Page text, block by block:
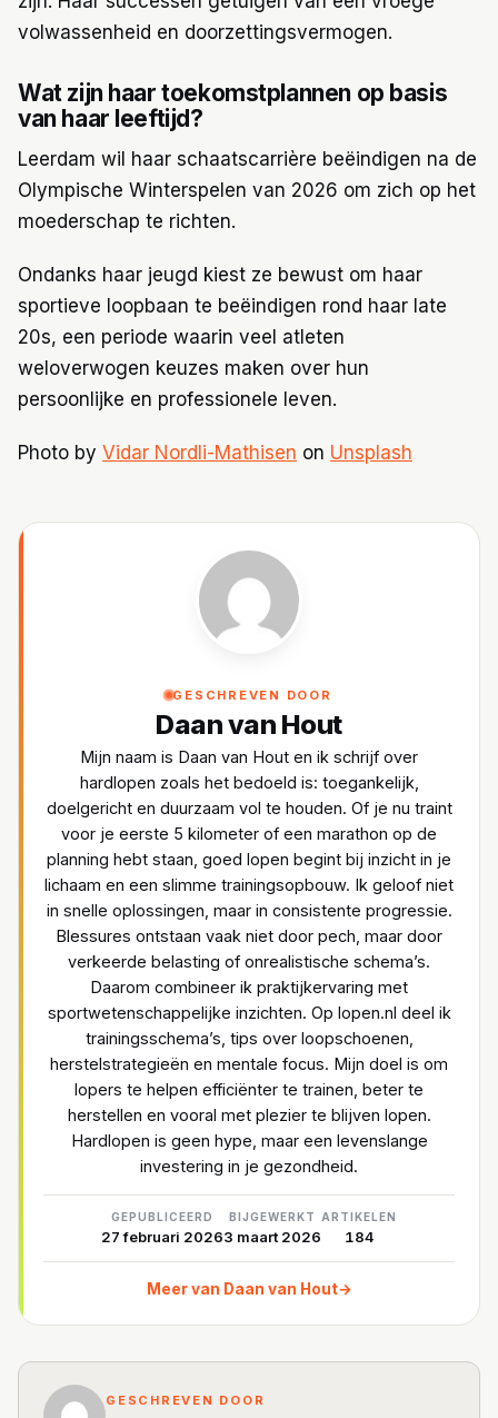
volwassenheid en doorzettingsvermogen.
Wat zijn haar toekomstplannen op basis
van haar leeftijd?
Leerdam wil haar schaatscarrière beëindigen na de
Olympische Winterspelen van 2026 om zich op het
moederschap te richten.
Ondanks haar jeugd kiest ze bewust om haar
sportieve loopbaan te beëindigen rond haar late
20s, een periode waarin veel atleten
weloverwogen keuzes maken over hun
persoonlijke en professionele leven.
Photo by Vidar Nordli-Mathisen on Unsplash
GESCHREVEN DOOR
Daan van Hout
Mijn naam is Daan van Hout en ik schrijf over
hardlopen zoals het bedoeld is: toegankelijk,
doelgericht en duurzaam vol te houden. Of je nu traint
voor je eerste 5 kilometer of een marathon op de
planning hebt staan, goed lopen begint bij inzicht in je
lichaam en een slimme trainingsopbouw. Ik geloof niet
in snelle oplossingen, maar in consistente progressie.
Blessures ontstaan vaak niet door pech, maar door
verkeerde belasting of onrealistische schema’s.
Daarom combineer ik praktijkervaring met
sportwetenschappelijke inzichten. Op lopen.nl deel ik
trainingsschema’s, tips over loopschoenen,
herstelstrategieën en mentale focus. Mijn doel is om
lopers te helpen efficiënter te trainen, beter te
herstellen en vooral met plezier te blijven lopen.
Hardlopen is geen hype, maar een levenslange
investering in je gezondheid.
GEPUBLICEERD
27 februari 2026
BIJGEWERKT
3 maart 2026
ARTIKELEN
184
Meer van Daan van Hout→
GESCHREVEN DOOR